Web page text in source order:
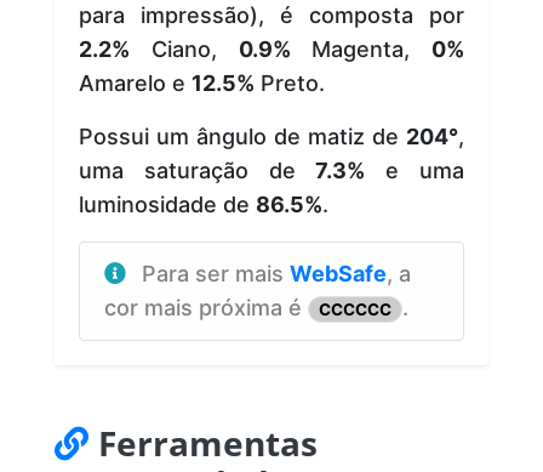
para impressão), é composta por
2.2% Ciano, 0.9% Magenta, 0%
Amarelo e 12.5% Preto.
Possui um ângulo de matiz de 204°,
uma saturação de7.3% e uma
luminosidade de 86.5%.
Para ser mais WebSafe, a
cor mais próxima é
CCCCCC .
Ferramentas